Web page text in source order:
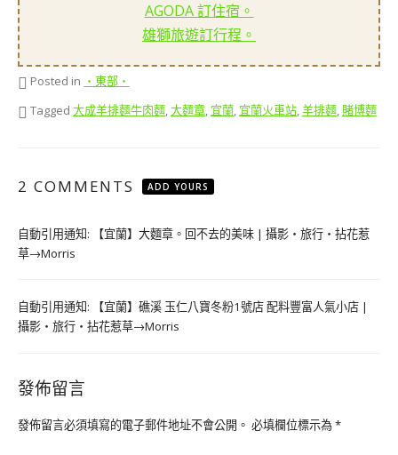
AGODA 訂住宿。
雄獅旅遊訂行程。
Posted in ‧東部‧
Tagged 大成羊排麵牛肉麵,大麵章, 宜蘭, 宜蘭火車站,羊排麵, 賭博麵
2 COMMENTS ADD YOURS
自動引用通知:
【宜蘭】大麵章。回不去的美味 | 攝影‧旅行‧拈花惹
草→Morris
自動引用通知:
【宜蘭】礁溪 玉仁八寶冬粉1號店 配料豐富人氣小店 |
攝影‧旅行‧拈花惹草→Morris
發佈留言
發佈留言必須填寫的電子郵件地址不會公開。 必填欄位標示為*